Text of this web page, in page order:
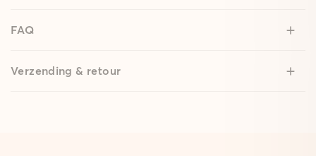
FAQ
Verzending & retour